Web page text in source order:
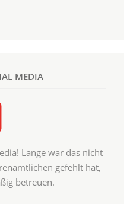
MEDIA
Lange war das nicht
gefehlt hat,
betreuen.